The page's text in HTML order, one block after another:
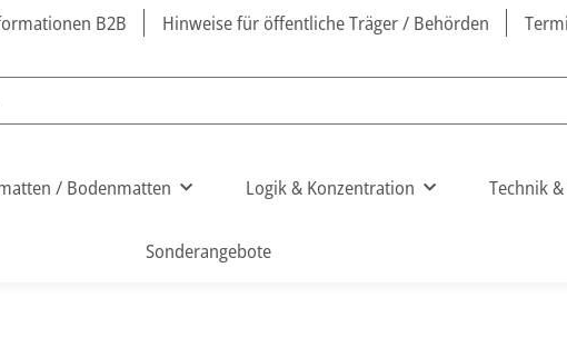
B2B Hinweise für öffentliche Träger / Behörden
/ Bodenmatten Logik & Konzentration Technik
Sonderangebote